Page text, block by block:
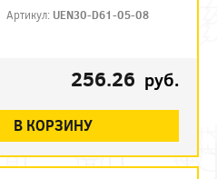
Артикул: UEN30-D61-05-08
256.26 руб.
В КОРЗИНУ